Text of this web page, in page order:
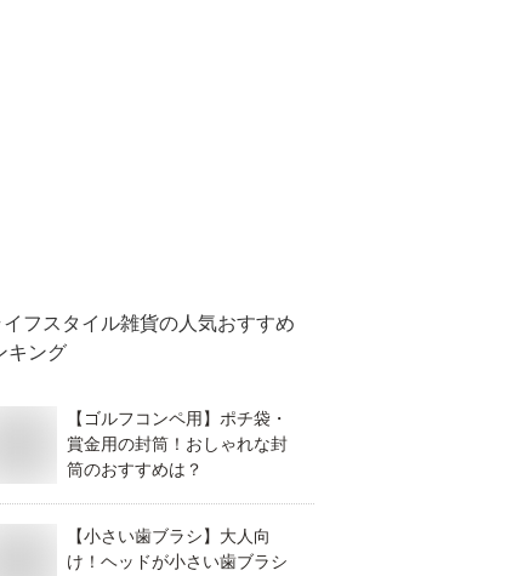
イフスタイル雑貨の人気おすすめ
キング
【ゴルフコンペ用】ポチ袋・
賞金用の封筒！おしゃれな封
筒のおすすめは？
【小さい歯ブラシ】大人向
け！ヘッドが小さい歯ブラシ